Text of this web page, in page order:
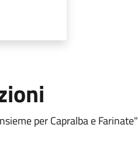
per Capralba e Farinate"